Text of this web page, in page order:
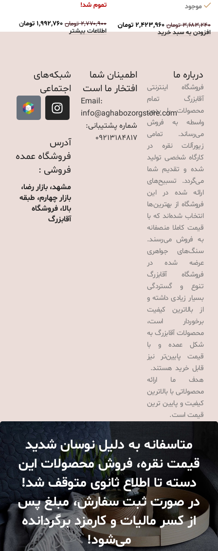
موجود
۳,۶۸۳,۲۴۰ تومان ۲,۴۲۳,۹۶۰ تومان
افزودن به سبد خرید
تموم شد!
۲,۷۷۰,۹۰۰ تومان ۱,۹۹۲,۷۶۰ تومان
اطلاعات بیشتر
درباره ما
فروشگاه اینترنتی
آقابزرگ تمام
محصولات را بدون
واسطه به فروش
می‌رساند. تمامی
زیورآلات نقره در
کارگاه شخصی تولید
شده و تقدیم شما
می‌گردد. تسبیح‌های
ارائه شده در این
فروشگاه از بهترین‌ها
انتخاب شده‌اند که با
قیمت کاملا منصفانه
به فروش می‌رسند.
سنگ‌های جواهری
عرضه شده در
فروشگاه آقابزرگ
تنوع و گستردگی
بسیار زیادی داشته و
از بالاترین کیفیت
برخوردار است،
محصولات آقابزرگ به
شکل عمده و با
قیمت پایین‌تر نیز
قابل خرید هستند.
هدف ما ارائه
محصولاتی با بالاترین
کیفیت و پایین ترین
قیمت است.
اطمینان شما
افتخار ما است
Email:
info@aghabozorgstore.com
شماره پشتیبانی:
09213184817
شبکه‌های
اجتماعی
آدرس
فروشگاه عمده
فروشی :
مشهد، بازار رضا،
بازار چهارم، طبقه
بالا، فروشگاه
آقابزرگ
متاسفانه به دلیل نوسان شدید
قیمت نقره، فروش محصولات این
دسته تا اطلاع ثانوی متوقف شد!
در صورت ثبت سفارش، مبلغ پس
از کسر مالیات و کارمزد برگردانده
می‌شود!